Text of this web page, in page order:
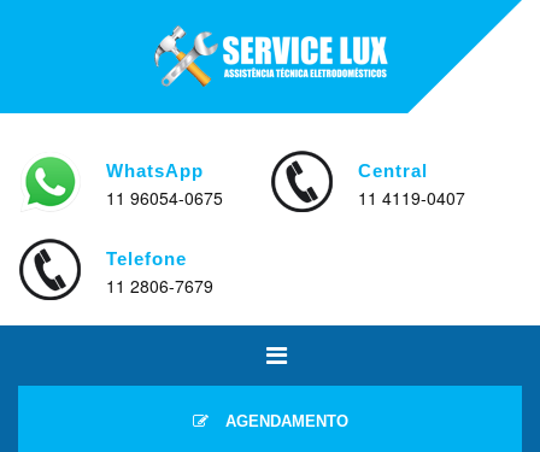
WhatsApp
11 96054-0675
Central
11 4119-0407
Telefone
11 2806-7679
AGENDAMENTO